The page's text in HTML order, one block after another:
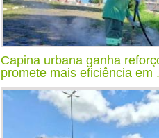
Capina urbana ganha
promete mais eficiência em